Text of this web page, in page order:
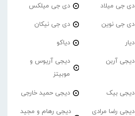
دی جی میلاد دی جی میلکس
دی جی نوین دی جی نیکان
دیار دیاکو
دیجی آربن
دیجی آریوس و
موبیتز
دیجی بیک دیجی حمید خارجی
دیجی رضا مرادی
دیجی رهام و مجید